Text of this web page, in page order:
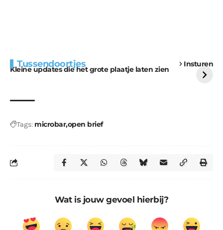
Tussendoortjes Insturen
Kleine updates die het grote plaatje laten zien
voor kabouters
uitdaging
Tags: microbaropen brief
Wat is jouw gevoel hierbij?